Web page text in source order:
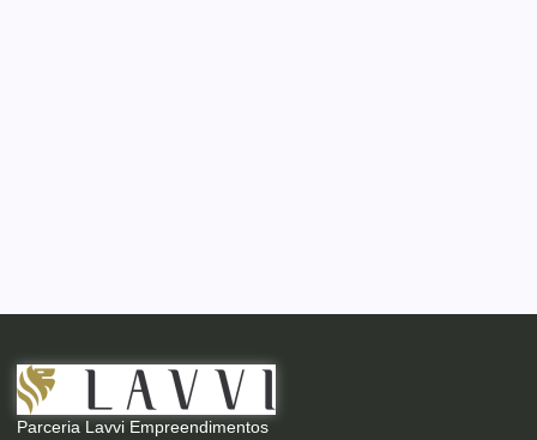
Parceria Lavvi Empreendimentos